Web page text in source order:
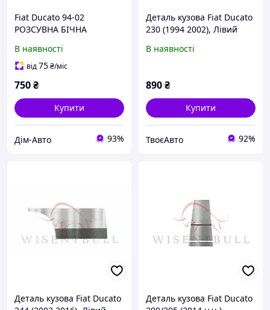
Fiat Ducato 94-02
РОЗСУВНА БІЧНА
В наявності
від75₴/міс
750₴
Купити
Дім-Авто 93%
Деталь кузова Fiat Ducato
230 (1994 2002), Лівий
В наявності
890₴
Купити
ТвоєАвто 92%
Деталь кузова Fiat Ducato
Деталь кузова Fiat Ducato